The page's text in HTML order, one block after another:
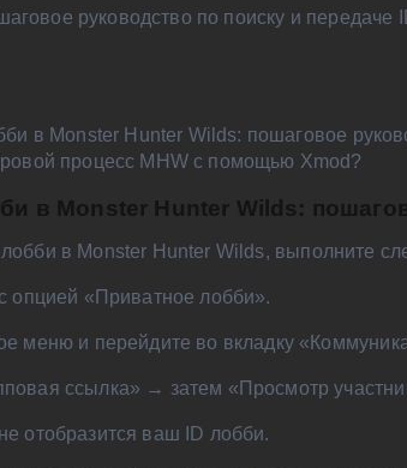
руководство по поиску и передаче
в Monster Hunter Wilds: пошаговое
процесс MHW с помощью Xmod?
в Monster Hunter Wilds:
в Monster Hunter Wilds, выполните
опцией «Приватное лобби».
меню и перейдите во вкладку
ссылка» → затем «Просмотр
отобразится ваш ID лобби.